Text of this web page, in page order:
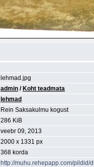
lehmad.jpg
admin / Koht teadmata
lehmad
Rein Saksakulmu kogust
286 KiB
veebr 09, 2013
2000 x 1331 px
368 korda
http://muhu.rehepapp.com/